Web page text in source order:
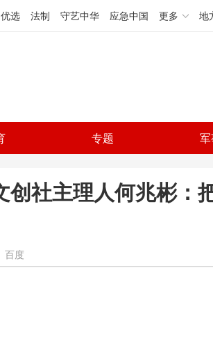
优选 法制 守艺中华 应急中国 更多 地
专题
创社主理人何兆彬：
百度